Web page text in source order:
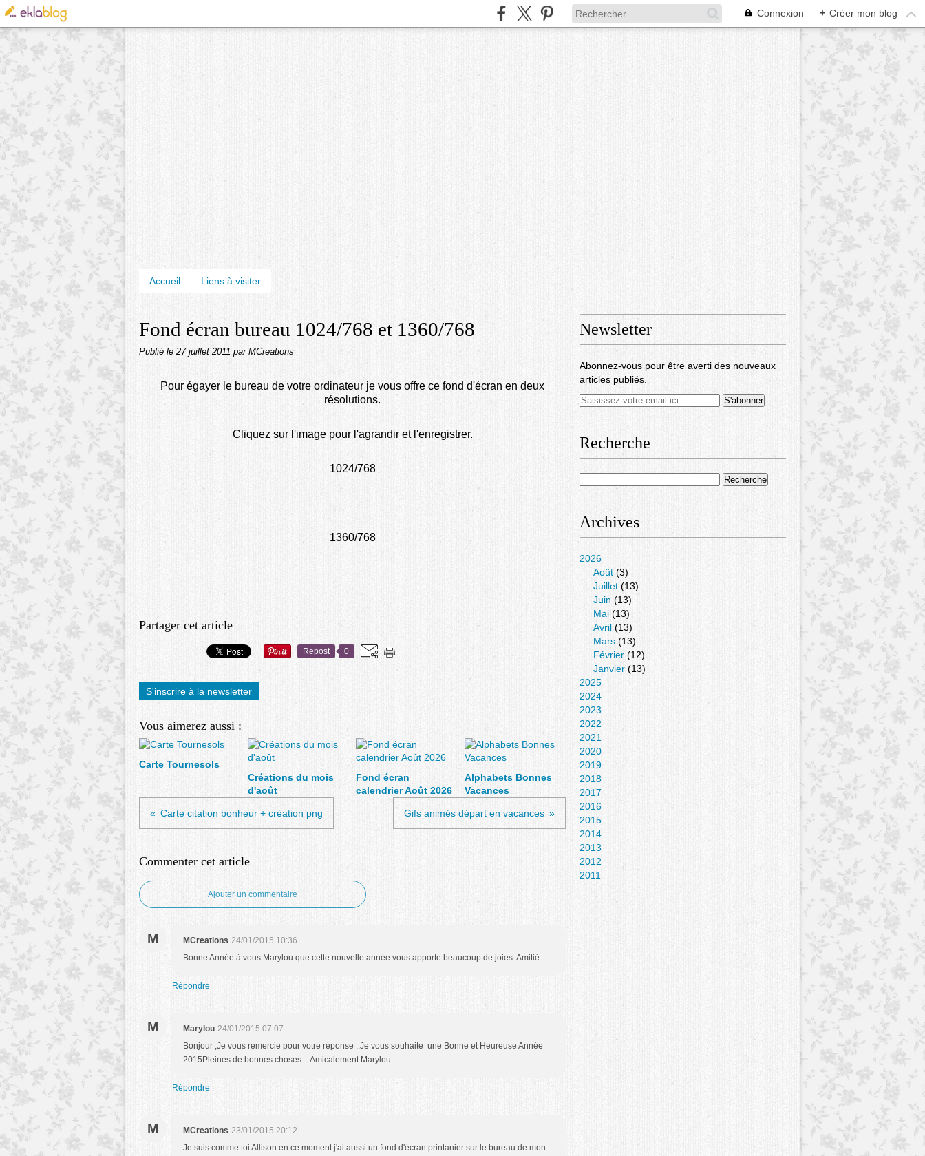
Connexion + Créer mon blog
Accueil Liens à visiter
Fond écran bureau 1024/768 et 1360/768
Publié le 27 juillet 2011 par MCreations
Pour égayer le bureau de votre ordinateur je vous offre ce fond d'écran en deux
résolutions.
Cliquez sur l'image pour l'agrandir et l'enregistrer.
1024/768
1360/768
Partager cet article
Repost 0
S'inscrire à la newsletter
Vous aimerez aussi :
Carte Tournesols
Créations du mois
d'août
Fond écran
calendrier Août 2026
Alphabets Bonnes
Vacances
Carte citation bonheur + création png Gifs animés départ en vacances
Commenter cet article
Ajouter un commentaire
M MCreations 24/01/2015 10:36
Bonne Année à vous Marylou que cette nouvelle année vous apporte beaucoup de joies. Amitié
Répondre
M Marylou 24/01/2015 07:07
Bonjour ,Je vous remercie pour votre réponse ..Je vous souhaite une Bonne et Heureuse Année
2015Pleines de bonnes choses ...Amicalement Marylou
Répondre
M MCreations 23/01/2015 20:12
Je suis comme toi Allison en ce moment j'ai aussi un fond d'écran printanier sur le bureau de mon
Newsletter
Abonnez-vous pour être averti des nouveaux
articles publiés.
Recherche
Archives
2026
Août (3)
Juillet (13)
Juin (13)
Mai (13)
Avril (13)
Mars (13)
Février (12)
Janvier (13)
2025
2024
2023
2022
2021
2020
2019
2018
2017
2016
2015
2014
2013
2012
2011